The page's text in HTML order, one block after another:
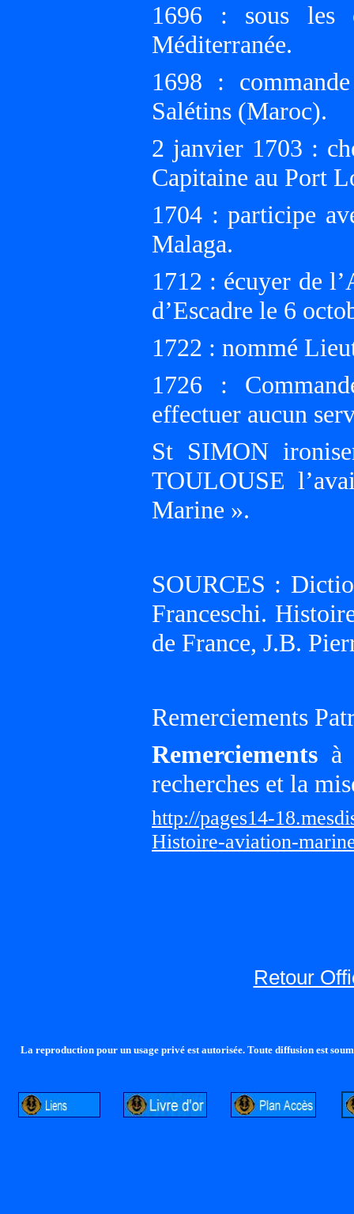
1696 : sous les
Méditerranée.
1698 :
Salétins (Maroc).
2 janvier 1703 :
Capitaine au Port
1704 : participe
Malaga.
1712 : écuyer de
d’Escadre le 6
1722 : nommé
1726 :
effectuer aucun
St SIMON
TOULOUSE
Marine ».
SOURCES :
Franceschi.
de France, J.B.
Remerciements
Remerciements à
recherches et la
http://pages14-
Histoire-aviation-
Retour
La reproduction pour un usage privé est autorisée. Toute diffusion est